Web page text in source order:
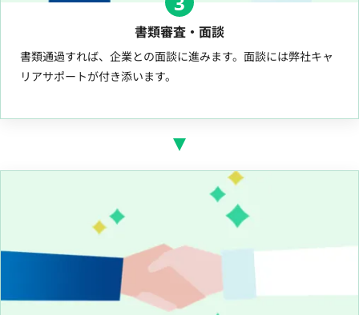
書類審査・面談
書類通過すれば、企業との面談に進みます。面談には弊社キャ
リアサポートが付き添います。